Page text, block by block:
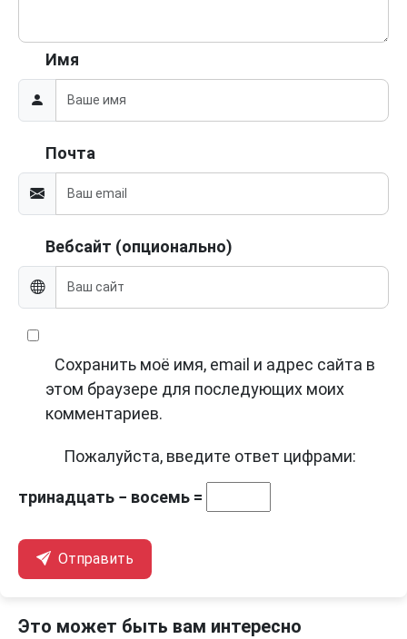
Имя
Почта
Вебсайт (опционально)
Сохранить моё имя, email и адрес сайта в
этом браузере для последующих моих
комментариев.
Пожалуйста, введите ответ цифрами:
тринадцать − восемь =
Отправить
Это может быть вам интересно